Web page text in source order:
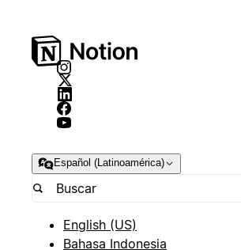
Español (Latinoamérica)
English (US)
Bahasa Indonesia